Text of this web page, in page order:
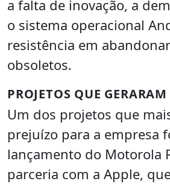
a falta de inovação, a
o sistema operacional
resistência em
obsoletos.
PROJETOS QUE
Um dos projetos que
prejuízo para a empresa
lançamento do Motorola
parceria com a Apple,